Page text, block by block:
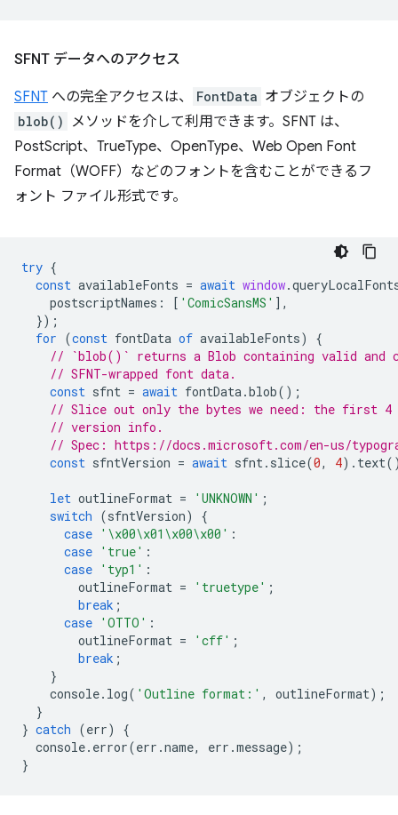
SFNT データへのアクセス
SFNT への完全アクセスは、 FontData オブジェクトの
blob()
メソッドを介して利用できます。SFNT は、
PostScript、TrueType、OpenType、Web Open Font
Format（WOFF）などのフォントを含むことができるフ
ォント ファイル形式です。
try {
const availableFonts = await window.
postscriptNames : [ 'ComicSansMS' ],
});
for (const fontData of availableFonts)
{
// `blob()` returns a Blob containing valid and
// SFNT-wrapped font data.
const sfnt = await fontData.blob();
// Slice out only the bytes we need: the first 4
// version info.
// Spec: https://docs.microsoft.com/en-us/
const sfntVersion = await sfnt. slice(0, 4). text
let outlineFormat = 'UNKNOWN' ;
switch (sfntVersion)
{
case '\x00\x01\x00\x00' :
case 'true' :
case 'typ1' :
outlineFormat = 'truetype' ;
break ;
case 'OTTO' :
outlineFormat = 'cff' ;
break ;
}
console. log( 'Outline format:' , outlineFormat);
}
} catch (err)
{
console. error(err .name, err .message);
}